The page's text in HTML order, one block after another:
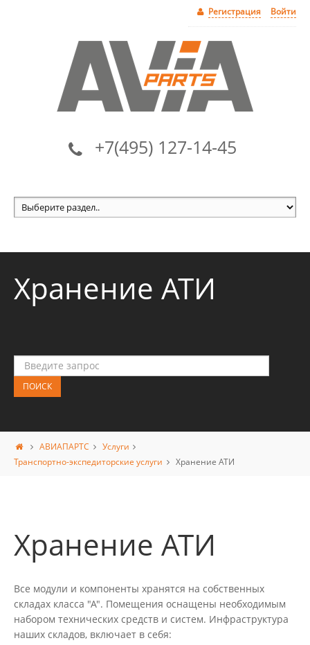
Регистрация Войти
+7(495) 127-14-45
Хранение АТИ
АВИАПАРТС
Услуги
Транспортно-экспедиторские услуги
Хранение АТИ
Хранение АТИ
Все модули и компоненты хранятся на собственных
складах класса "А". Помещения оснащены необходимым
набором технических средств и систем. Инфраструктура
наших складов, включает в себя: